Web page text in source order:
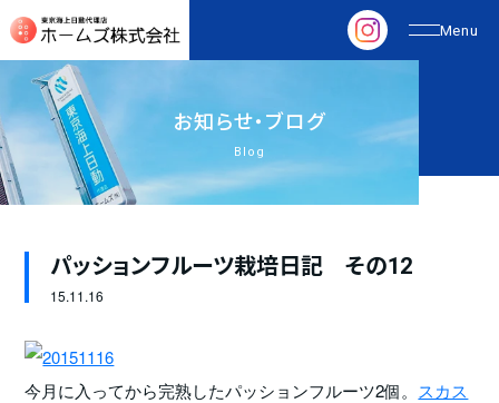
お知らせ・ブログ
Blog
パッションフルーツ栽培日記 その12
15.11.16
今月に入ってから完熟したパッションフルーツ2個。 スカス